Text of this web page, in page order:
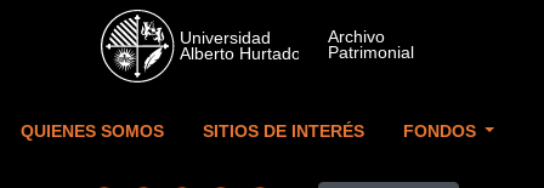
Skip to main content
QUIENES SOMOS SITIOS DE INTERÉS FONDOS